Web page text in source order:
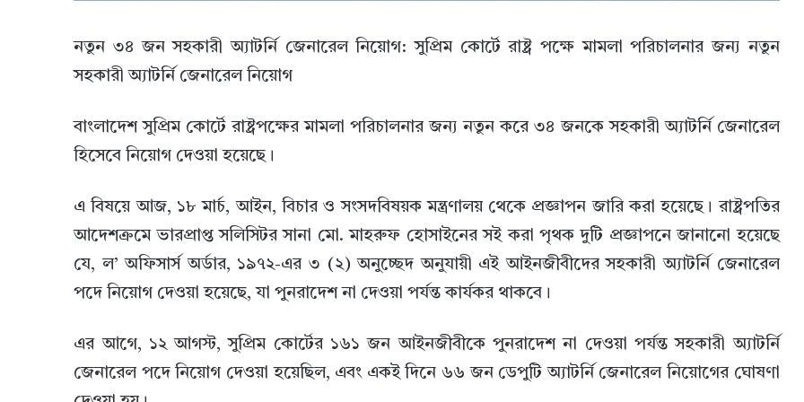
নতুন ৩৪ জন সহকারী অ্যাটর্নি জেনারেল নিয়োগ: সুপ্রিম কোর্টে রাষ্ট্র পক্ষে মামলা পরিচালনার জন্য নতুন
সহকারী অ্যাটর্নি জেনারেল নিয়োগ
বাংলাদেশ সুপ্রিম কোর্টে রাষ্ট্রপক্ষের মামলা পরিচালনার জন্য নতুন করে ৩৪ জনকে সহকারী অ্যাটর্নি জেনারেল
হিসেবে নিয়োগ দেওয়া হয়েছে।
এ বিষয়ে আজ, ১৮ মার্চ, আইন, বিচার ও সংসদবিষয়ক মন্ত্রণালয় থেকে প্রজ্ঞাপন জারি করা হয়েছে। রাষ্ট্রপতির
আদেশক্রমে ভারপ্রাপ্ত সলিসিটর সানা মো. মাহরুফ হোসাইনের সই করা পৃথক দুটি প্রজ্ঞাপনে জানানো হয়েছে
যে, ল’ অফিসার্স অর্ডার, ১৯৭২-এর ৩ (২) অনুচ্ছেদ অনুযায়ী এই আইনজীবীদের সহকারী অ্যাটর্নি জেনারেল
পদে নিয়োগ দেওয়া হয়েছে, যা পুনরাদেশ না দেওয়া পর্যন্ত কার্যকর থাকবে।
এর আগে, ১২ আগস্ট, সুপ্রিম কোর্টের ১৬১ জন আইনজীবীকে পুনরাদেশ না দেওয়া পর্যন্ত সহকারী অ্যাটর্নি
জেনারেল পদে নিয়োগ দেওয়া হয়েছিল, এবং একই দিনে ৬৬ জন ডেপুটি অ্যাটর্নি জেনারেল নিয়োগের ঘোষণা